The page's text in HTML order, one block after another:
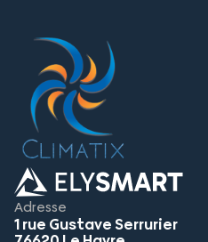
Adresse
1 rue Gustave Serrurier